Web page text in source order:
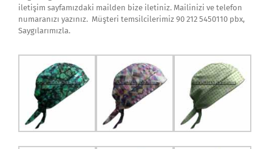
iletişim sayfamızdaki mailden bize iletiniz. Mailinizi ve telefon
numaranızı yazınız. Müşteri temsilcilerimiz 90 212 5450110 pbx,
Saygılarımızla.